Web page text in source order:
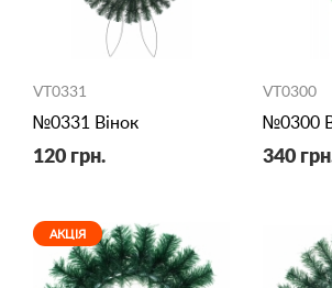
VT0331
№0331 Вінок
120 грн.
VT0300
№0300
340
АКЦІЯ